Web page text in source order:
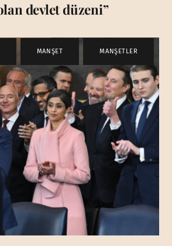
devlet düzeni”
MANŞET MANŞETLER